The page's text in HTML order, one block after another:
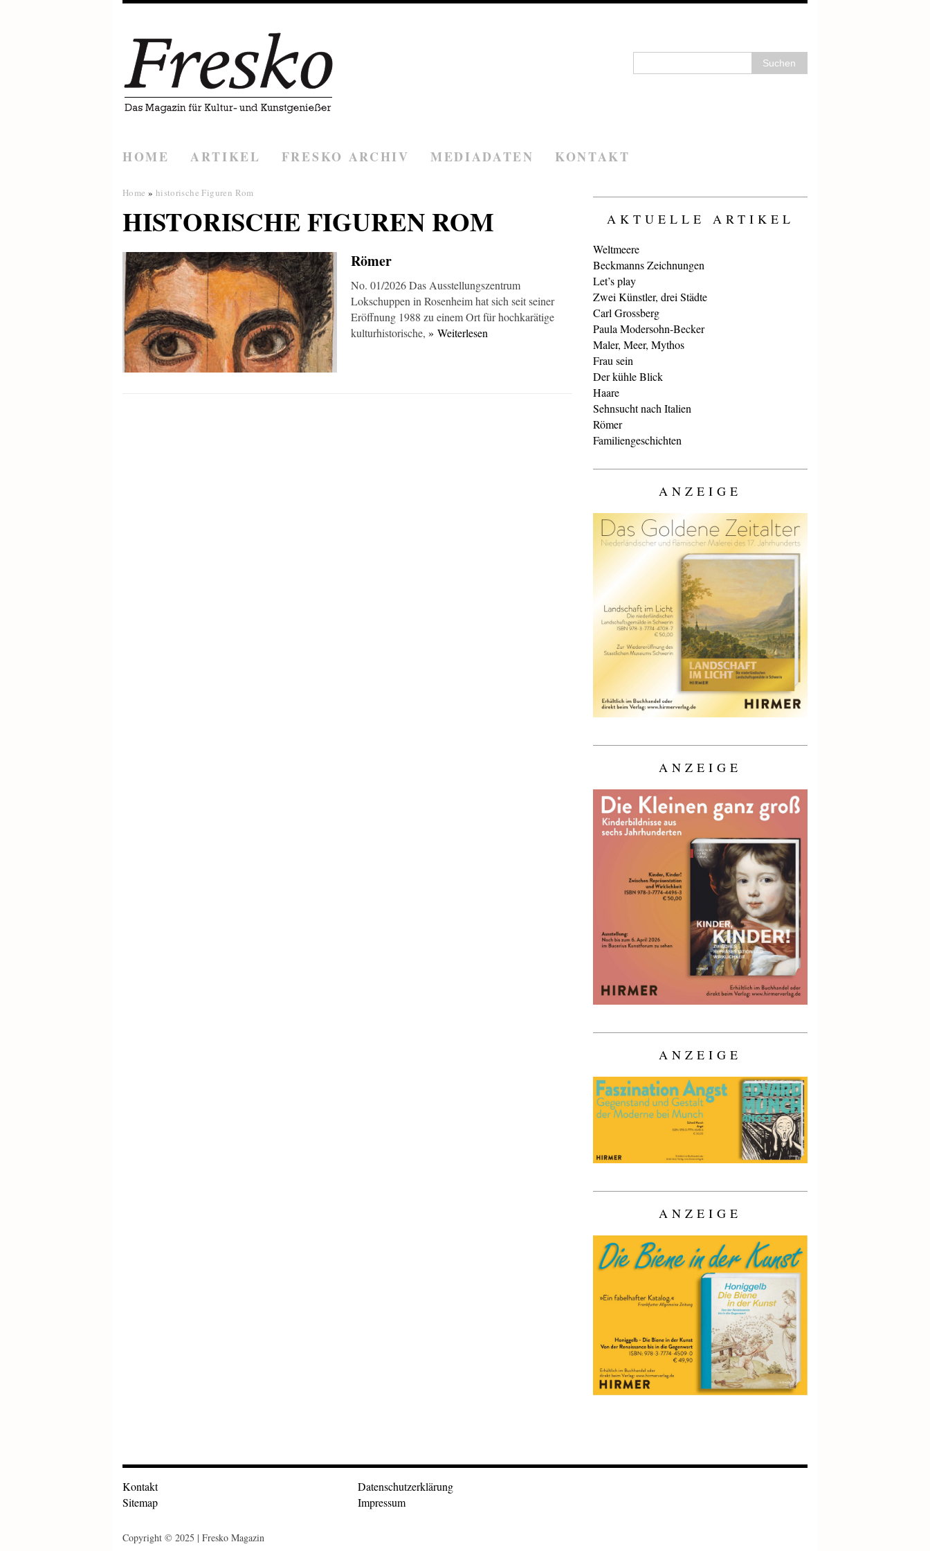
HOME ARTIKEL FRESKO ARCHIV MEDIADATEN KONTAKT
Home » historische Figuren Rom
HISTORISCHE FIGUREN ROM
Römer
No. 01/2026 Das Ausstellungszentrum
Lokschuppen in Rosenheim hat sich seit seiner
Eröffnung 1988 zu einem Ort für hochkarätige
kulturhistorische, » Weiterlesen
AKTUELLE ARTIKEL
Weltmeere
Beckmanns Zeichnungen
Let’s play
Zwei Künstler, drei Städte
Carl Grossberg
Paula Modersohn-Becker
Maler, Meer, Mythos
Frau sein
Der kühle Blick
Haare
Sehnsucht nach Italien
Römer
Familiengeschichten
ANZEIGE
ANZEIGE
ANZEIGE
ANZEIGE
Kontakt
Sitemap
Datenschutzerklärung
Impressum
Copyright © 2025 | Fresko Magazin